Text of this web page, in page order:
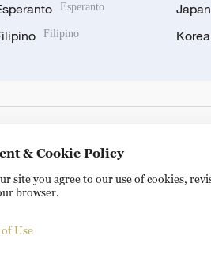
Esperanto
Filipino
京ICP备20000184号
& Cookie Policy
site you agree to our use of cookies,
browser.
Use